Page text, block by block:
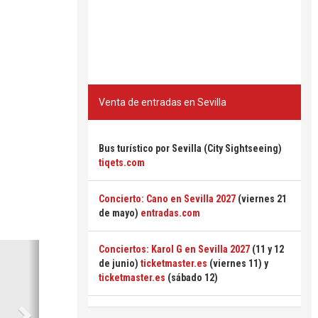
Venta de entradas en Sevilla
Bus turístico por Sevilla (City Sightseeing)
tiqets.com
Concierto: Cano en Sevilla 2027 (viernes 21
de mayo) entradas.com
Conciertos: Karol G en Sevilla 2027 (11 y 12
de junio) ticketmaster.es (viernes 11) y
ticketmaster.es (sábado 12)